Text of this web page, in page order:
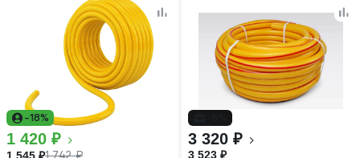
-18%
1 420 ₽
1 545 ₽1 742 ₽
3 320 ₽
3 523 ₽